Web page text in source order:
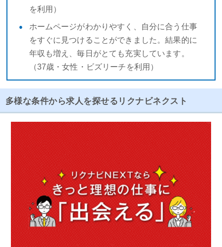
を利用）
ホームページがわかりやすく、自分に合う仕事
をすぐに見つけることができました。結果的に
年収も増え、毎日がとても充実しています。
（37歳・女性・ビズリーチを利用）
多様な条件から求人を探せるリクナビネクスト